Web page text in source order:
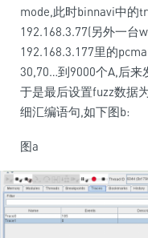
mode,此时binnavi中的
192.168.3.77(另外一台
192.168.3.177里的
30,70…到9000个A,后来
于是最后设置fuzz数据
细汇编语句,如下图b:
图a